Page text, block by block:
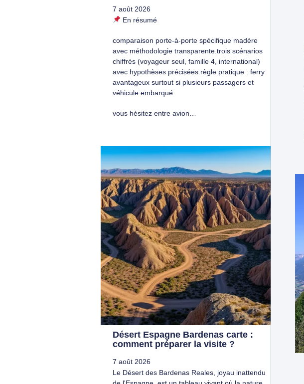
7 août 2026
En résumé
comparaison porte‑à‑porte spécifique madère
avec méthodologie transparente.trois scénarios
chiffrés (voyageur seul, famille 4, international)
avec hypothèses précisées.règle pratique : ferry
avantageux surtout si plusieurs passagers et
véhicule embarqué.
vous hésitez entre avion…
Désert Espagne Bardenas carte :
comment préparer la visite ?
7 août 2026
Le Désert des Bardenas Reales, joyau inattendu